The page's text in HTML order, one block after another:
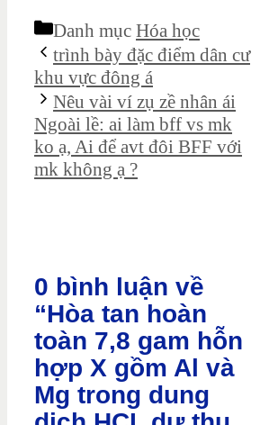
Danh mục Hóa học
trình bày đặc điểm dân cư
khu vực đông á
Nêu vài ví zụ zề nhân ái
Ngoài lề: ai làm bff vs mk
ko ạ, Ai để avt đôi BFF với
mk không ạ ?
0 bình luận về
“Hòa tan hoàn
toàn 7,8 gam hỗn
hợp X gồm Al và
Mg trong dung